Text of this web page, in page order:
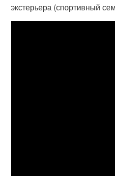
экстерьера (спортивный